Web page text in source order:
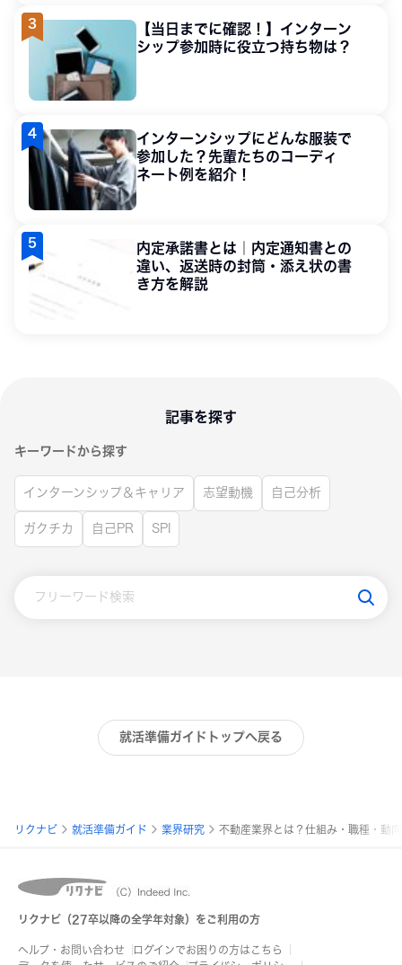
【当日までに確認！】インターン
シップ参加時に役立つ持ち物は？
インターンシップにどんな服装で
参加した？先輩たちのコーディ
ネート例を紹介！
内定承諾書とは｜内定通知書との
違い、返送時の封筒・添え状の書
き方を解説
記事を探す
キーワードから探す
インターンシップ＆キャリア 志望動機 自己分析
ガクチカ 自己PR SPI
就活準備ガイドトップへ戻る
パリクナビ 就活準備ガイド 業界研究 不動産業界とは？仕組み・職種・動
リクナビ（27卒以降の全学年対象）をご利用の方
ヘルプ・お問い合わせ
ログインでお困りの方はこちら